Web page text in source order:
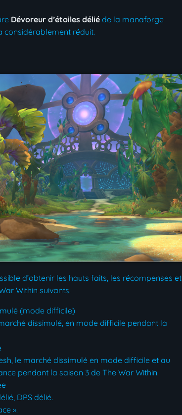
Dévoreur d’étoiles délié de la manaforge
considérablement réduit.
d’obtenir les hauts faits, les récompenses et
Within suivants.
(mode difficile)
dissimulé, en mode difficile pendant la
le marché dissimulé en mode difficile et au
pendant la saison 3 de The War Within.
DPS délié.
».